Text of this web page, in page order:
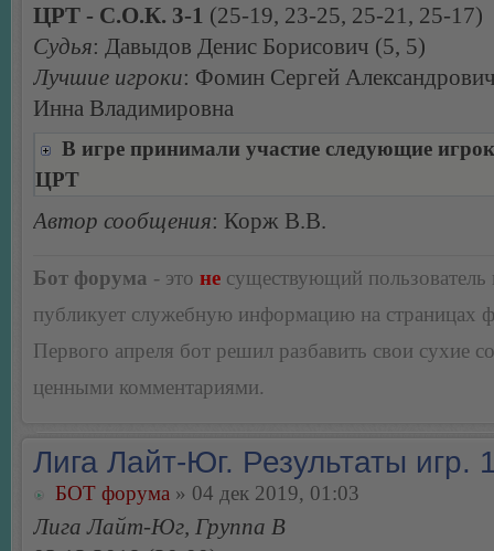
ЦРТ - С.О.К. 3-1 (25-19, 23-25, 25-21, 25-17)
Судья: Давыдов Денис Борисович (5, 5)
Лучшие игроки: Фомин Сергей
Инна Владимировна
В игре принимали участие следующие
ЦРТ
Автор сообщения: Корж В.В.
Бот форума - это не существующий пользователь
публикует служебную информацию на страницах
Первого апреля бот решил разбавить свои сухие
ценными комментариями.
Лига Лайт-Юг. Результаты игр.
БОТ форума » 04 дек 2019, 01:03
Лига Лайт-Юг, Группа В